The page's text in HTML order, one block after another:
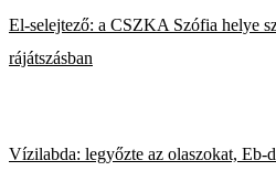
El-selejtező: a CSZKA Szófia helye
rájátszásban
Vízilabda: legyőzte az olaszokat, Eb-